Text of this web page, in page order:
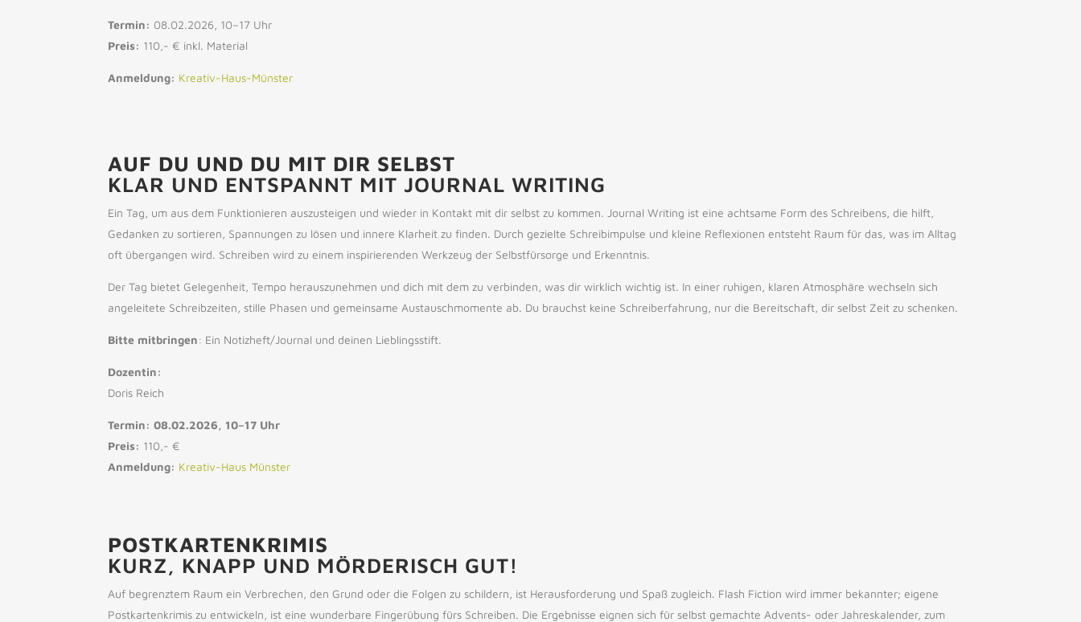
Termin: 08.02.2026, 10–17 Uhr
Preis: 110,- € inkl. Material
Anmeldung: Kreativ-Haus-Münster
AUF DU UND DU MIT DIR SELBST
KLAR UND ENTSPANNT MIT JOURNAL WRITING
Ein Tag, um aus dem Funktionieren auszusteigen und wieder in Kontakt mit dir selbst zu kommen. Journal Writing ist eine achtsame Form des Schreibens, die hilft,
Gedanken zu sortieren, Spannungen zu lösen und innere Klarheit zu finden. Durch gezielte Schreibimpulse und kleine Reflexionen entsteht Raum für das, was im Alltag
oft übergangen wird. Schreiben wird zu einem inspirierenden Werkzeug der Selbstfürsorge und Erkenntnis.
Der Tag bietet Gelegenheit, Tempo herauszunehmen und dich mit dem zu verbinden, was dir wirklich wichtig ist. In einer ruhigen, klaren Atmosphäre wechseln sich
angeleitete Schreibzeiten, stille Phasen und gemeinsame Austauschmomente ab. Du brauchst keine Schreiberfahrung, nur die Bereitschaft, dir selbst Zeit zu schenken.
Bitte mitbringen: Ein Notizheft/Journal und deinen Lieblingsstift.
Dozentin:
Doris Reich
Termin: 08.02.2026, 10–17 Uhr
Preis: 110,- €
Anmeldung: Kreativ-Haus Münster
POSTKARTENKRIMIS
KURZ, KNAPP UND MÖRDERISCH GUT!
Auf begrenztem Raum ein Verbrechen, den Grund oder die Folgen zu schildern, ist Herausforderung und Spaß zugleich. Flash Fiction wird immer bekannter; eigene
Postkartenkrimis zu entwickeln, ist eine wunderbare Fingerübung fürs Schreiben. Die Ergebnisse eignen sich für selbst gemachte Advents- oder Jahreskalender, zum